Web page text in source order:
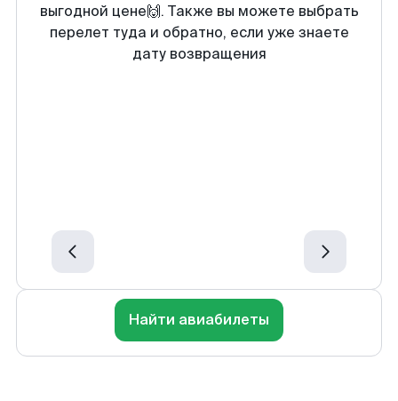
выгодной цене🙌. Также вы можете выбрать
перелет туда и обратно, если уже знаете
дату возвращения
Найти авиабилеты